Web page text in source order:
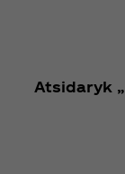
Atsidaryk